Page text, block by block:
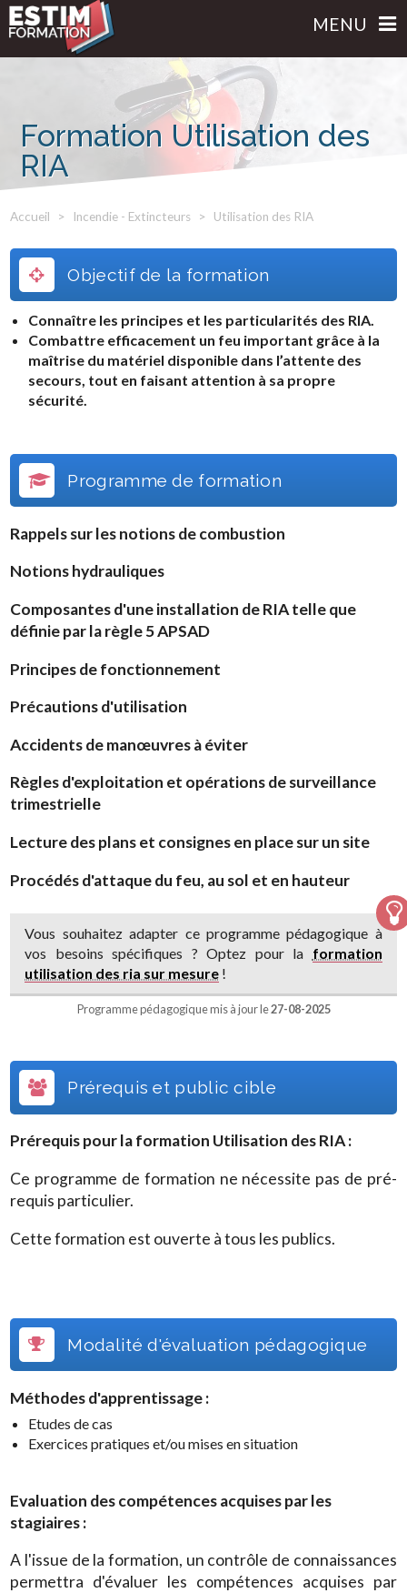
MENU
Formation Utilisation des
RIA
Accueil Incendie - Extincteurs Utilisation des RIA
Objectif de la formation
Connaître les principes et les particularités des RIA.
Combattre efficacement un feu important grâce à la
maîtrise du matériel disponible dans l’attente des
secours, tout en faisant attention à sa propre
sécurité.
Programme de formation
Rappels sur les notions de combustion
Notions hydrauliques
Composantes d'une installation de RIA telle que
définie par la règle 5 APSAD
Principes de fonctionnement
Précautions d'utilisation
Accidents de manœuvres à éviter
Règles d'exploitation et opérations de surveillance
trimestrielle
Lecture des plans et consignes en place sur un site
Procédés d'attaque du feu, au sol et en hauteur
Vous souhaitez adapter ce programme pédagogique à
vos besoins spécifiques ? Optez pour la formation
utilisation des ria sur mesure !
Programme pédagogique mis à jour le27-08-2025
Prérequis et public cible
Prérequis pour la formation Utilisation des RIA:
Ce programme de formation ne nécessite pas de pré-
requis particulier.
Cette formation est ouverte à tous les publics.
Modalité d'évaluation pédagogique
Méthodes d'apprentissage :
Etudes de cas
Exercices pratiques et/ou mises en situation
Evaluation des compétences acquises par les
stagiaires :
A l'issue de la formation, un contrôle de connaissances
permettra d'évaluer les compétences acquises par